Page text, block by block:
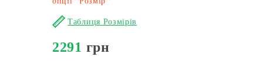
Таблиця Розмірів
2291 грн